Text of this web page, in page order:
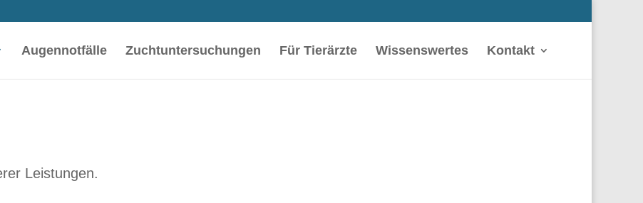
Augennotfälle Zuchtuntersuchungen Für Tierärzte Wissenswertes Kontakt
Leistungen.